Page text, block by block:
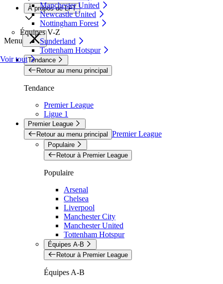
Manchester United
Newcastle United
Nottingham Forest
Équipes V-Z
Sunderland
Tottenham Hotspur
Voir tout
À propos de LFT
Menu
Tendance
Retour au menu principal
Tendance
Premier League
Ligue 1
Premier League
Retour au menu principal Premier League
Populaire
Retour à Premier League
Populaire
Arsenal
Chelsea
Liverpool
Manchester City
Manchester United
Tottenham Hotspur
Équipes A-B
Retour à Premier League
Équipes A-B